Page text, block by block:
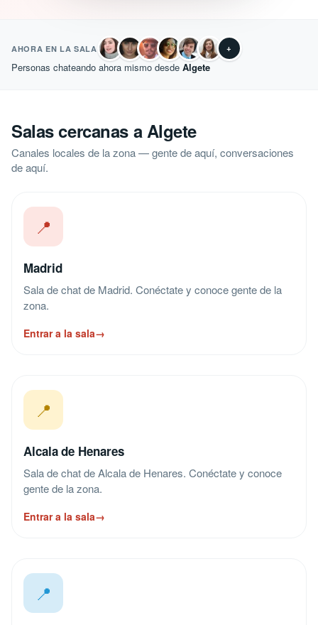
AHORA EN LA SALA +
Personas chateando ahora mismo desde Algete
Salas cercanas a Algete
Canales locales de la zona — gente de aquí, conversaciones
de aquí.
📍
Madrid
Sala de chat de Madrid. Conéctate y conoce gente de la
zona.
Entrar a la sala→
📍
Alcala de Henares
Sala de chat de Alcala de Henares. Conéctate y conoce
gente de la zona.
Entrar a la sala→
📍